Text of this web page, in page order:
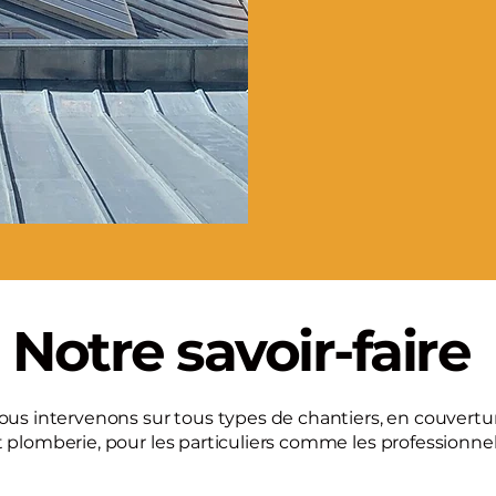
Notre savoir-faire
intervenons sur tous types de chantiers, en
plomberie, pour les particuliers comme les